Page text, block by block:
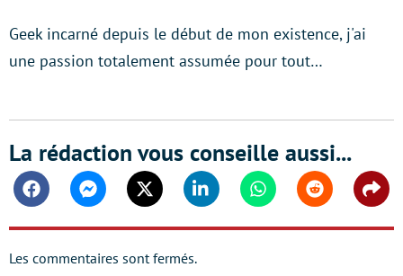
Geek incarné depuis le début de mon existence, j'ai
une passion totalement assumée pour tout…
La rédaction vous conseille aussi...
FacebookMessengerTwitter Linkedin WhatsappReddit
Les commentaires sont fermés.